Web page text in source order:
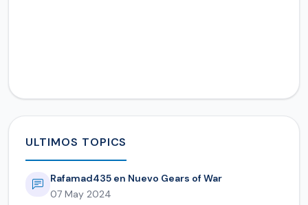
ULTIMOS TOPICS
Rafamad435 en Nuevo Gears of War
07 May 2024